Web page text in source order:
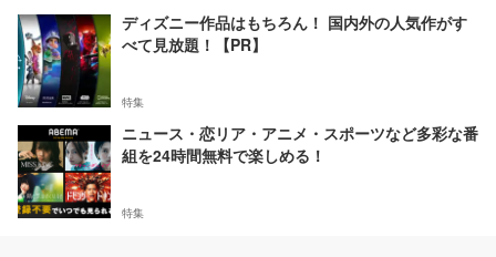
ディズニー作品はもちろん！ 国内外の人気作がす
べて見放題！【PR】
特集
ニュース・恋リア・アニメ・スポーツなど多彩な番
組を24時間無料で楽しめる！
特集